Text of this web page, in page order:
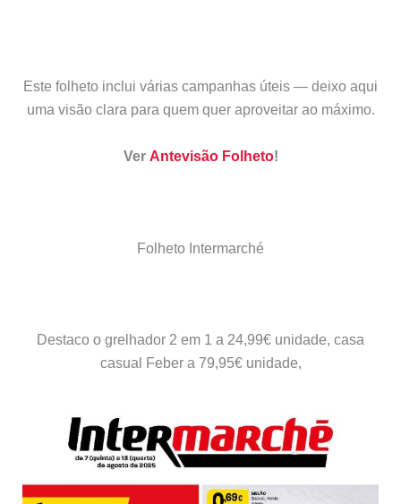
Este folheto inclui várias campanhas úteis — deixo aqui
uma visão clara para quem quer aproveitar ao máximo.
Ver Antevisão Folheto!
Folheto Intermarché
Destaco o grelhador 2 em 1 a 24,99€ unidade, casa
casual Feber a 79,95€ unidade,